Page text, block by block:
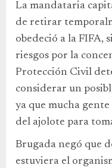
La mandataria
de retirar
obedeció a la FIFA,
riesgos por la
Protección Civil
considerar un
ya que mucha
del ajolote para
Brugada negó que
estuviera el